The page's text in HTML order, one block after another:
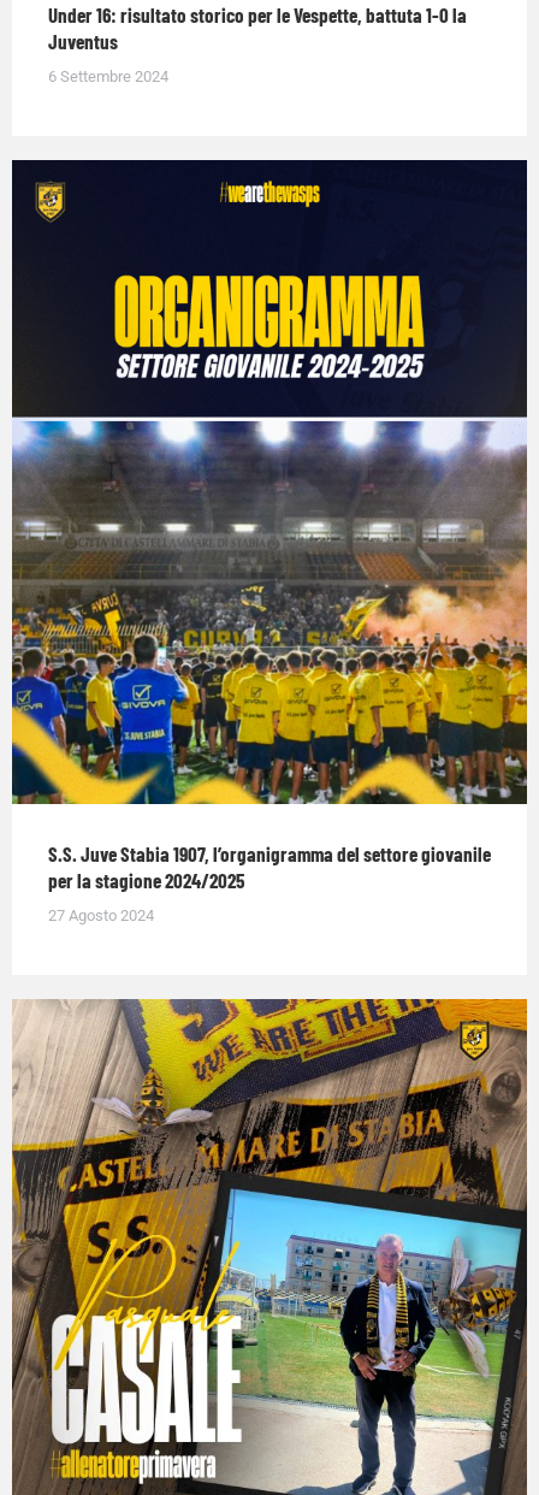
Under 16: risultato storico per le Vespette, battuta 1-0 la
Juventus
6 Settembre 2024
S.S. Juve Stabia 1907, l’organigramma del settore giovanile
per la stagione 2024/2025
27 Agosto 2024